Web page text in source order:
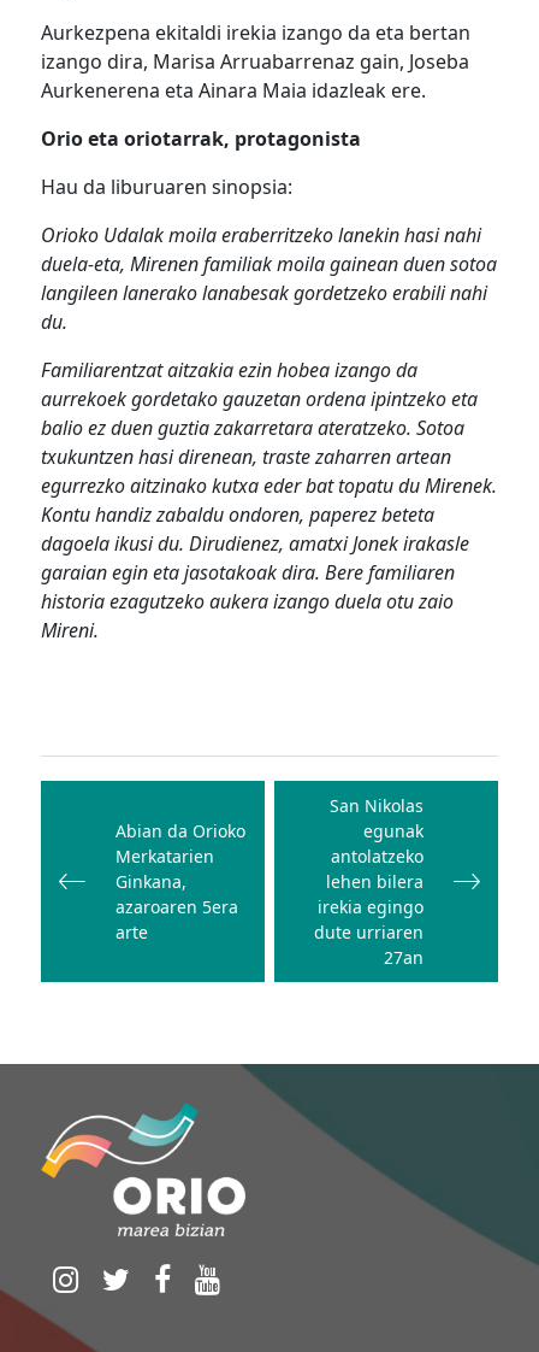
Aurkezpena ekitaldi irekia izango da eta bertan
izango dira, Marisa Arruabarrenaz gain, Joseba
Aurkenerena eta Ainara Maia idazleak ere.
Orio eta oriotarrak, protagonista
Hau da liburuaren sinopsia:
Orioko Udalak moila eraberritzeko lanekin hasi nahi
duela-eta, Mirenen familiak moila gainean duen sotoa
langileen lanerako lanabesak gordetzeko erabili nahi
du.
Familiarentzat aitzakia ezin hobea izango da
aurrekoek gordetako gauzetan ordena ipintzeko eta
balio ez duen guztia zakarretara ateratzeko. Sotoa
txukuntzen hasi direnean, traste zaharren artean
egurrezko aitzinako kutxa eder bat topatu du Mirenek.
Kontu handiz zabaldu ondoren, paperez beteta
dagoela ikusi du. Dirudienez, amatxi Jonek irakasle
garaian egin eta jasotakoak dira. Bere familiaren
historia ezagutzeko aukera izango duela otu zaio
Mireni.
Bidalketetan
nabigatuAbian da Orioko
Merkatarien
Ginkana,
azaroaren 5era
arte
San Nikolas
egunak
antolatzeko
lehen bilera
irekia egingo
dute urriaren
27an